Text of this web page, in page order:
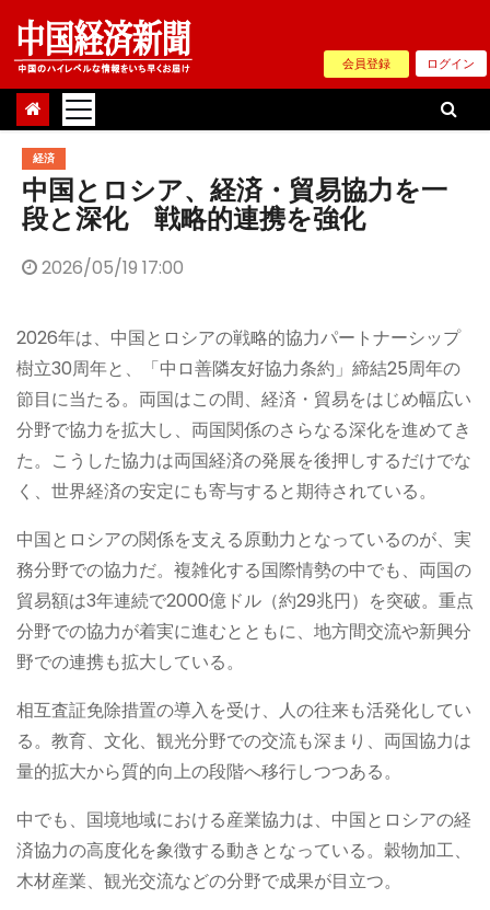
Skip
content
会員登録 ログイン
経済
中国とロシア、経済・貿易協力を一
段と深化 戦略的連携を強化
2026/05/19 17:00
2026年は、中国とロシアの戦略的協力パートナーシップ
樹立30周年と、「中ロ善隣友好協力条約」締結25周年の
節目に当たる。両国はこの間、経済・貿易をはじめ幅広い
分野で協力を拡大し、両国関係のさらなる深化を進めてき
た。こうした協力は両国経済の発展を後押しするだけでな
く、世界経済の安定にも寄与すると期待されている。
中国とロシアの関係を支える原動力となっているのが、実
務分野での協力だ。複雑化する国際情勢の中でも、両国の
貿易額は3年連続で2000億ドル（約29兆円）を突破。重点
分野での協力が着実に進むとともに、地方間交流や新興分
野での連携も拡大している。
相互査証免除措置の導入を受け、人の往来も活発化してい
る。教育、文化、観光分野での交流も深まり、両国協力は
量的拡大から質的向上の段階へ移行しつつある。
中でも、国境地域における産業協力は、中国とロシアの経
済協力の高度化を象徴する動きとなっている。穀物加工、
木材産業、観光交流などの分野で成果が目立つ。